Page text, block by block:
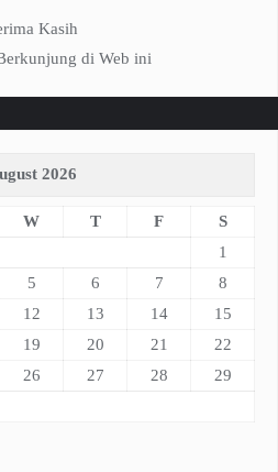
Kasih
di Web ini
2026
W T F
S
1
5 6 7
8
12 13 14
15
19 20 21
22
26 27 28
29